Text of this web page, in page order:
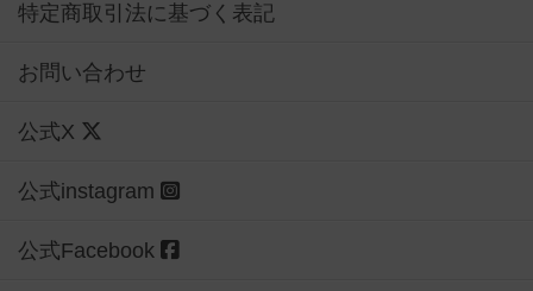
特定商取引法に基づく表記
お問い合わせ
公式X
公式instagram
公式Facebook